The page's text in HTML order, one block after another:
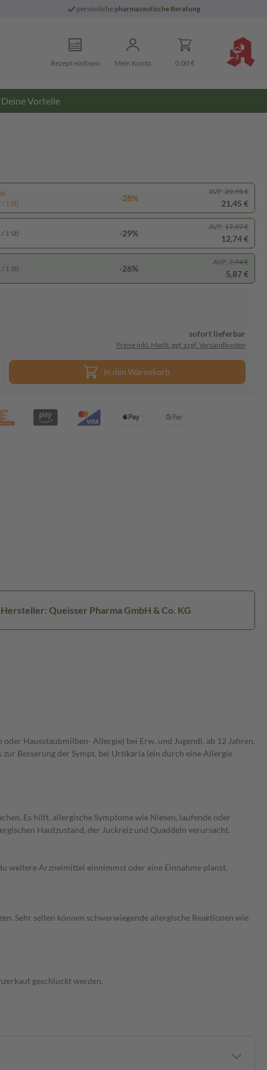
persönliche pharmazeutische Beratung
Rezept einlösen Mein Konto 0,00 €
Deine Vorteile
1 St)
-28%
AVP: 29,95 €
21,45 €
1 St) -29%
AVP: 17,97 €
12,74 €
1 St) -26%
AVP: 7,94 €
5,87 €
sofort lieferbar
Preise inkl. MwSt. ggf. zzgl. Versandkosten
In den Warenkorb
Hersteller: Queisser Pharma GmbH & Co. KG
Hausstaubmilben- Allergie) bei Erw. und Jugendl. ab 12 Jahren.
Besserung der Sympt. bei Urtikaria (ein durch eine Allergie
Es hilft, allergische Symptome wie Niesen, laufende oder
Hautzustand, der Juckreiz und Quaddeln verursacht.
weitere Arzneimittel einnimmst oder eine Einnahme planst.
Sehr selten können schwerwiegende allergische Reaktionen wie
geschluckt werden.